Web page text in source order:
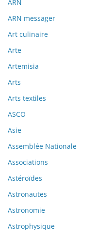
ARN
ARN messager
Art culinaire
Arte
Artemisia
Arts
Arts textiles
ASCO
Asie
Assemblée Nationale
Associations
Astéroïdes
Astronautes
Astronomie
Astrophysique